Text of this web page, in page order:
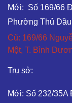
Mới: Số 169/66
Phường Thủ
Cũ: 169/66
Một, T. Bình
Trụ sở:
Mới: Số 232/